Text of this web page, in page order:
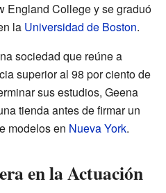
England College y se graduó
la Universidad de Boston.
sociedad que reúne a
superior al 98 por ciento de
sus estudios, Geena
tienda antes de firmar un
modelos en Nueva York.
en la Actuación